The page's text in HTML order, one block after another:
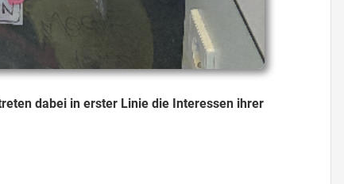
dabei in erster Linie die Interessen ihrer